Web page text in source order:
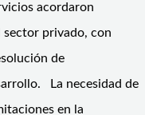
acordaron
sector privado, con
de
La necesidad de
en la